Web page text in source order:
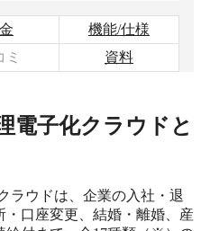
機能/仕様
ミ 資料
電子化クラウド と
ラウドは、企業の入社・退
口座変更、結婚・離婚、産